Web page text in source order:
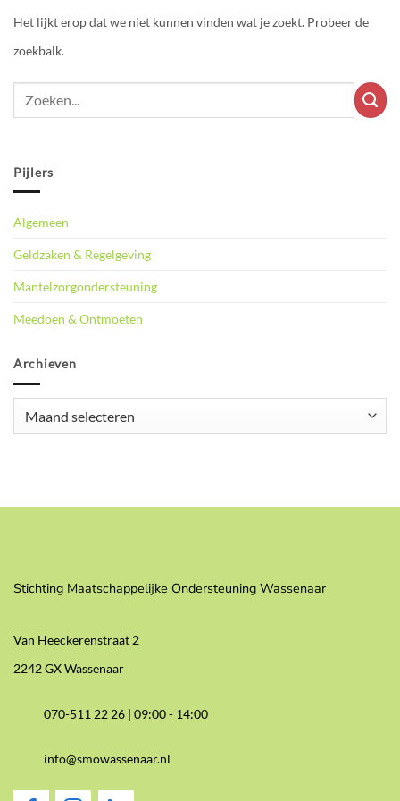
Pijlers
Algemeen
Geldzaken & Regelgeving
Mantelzorgondersteuning
Meedoen & Ontmoeten
Archieven
Het lijkt erop dat we niet kunnen vinden wat je zoekt. Probeer de
zoekbalk.
Stichting Maatschappelijke Ondersteuning Wassenaar
Van Heeckerenstraat 2
2242 GX Wassenaar
070-511 22 26 |09:00 - 14:00
info@smowassenaar.nl